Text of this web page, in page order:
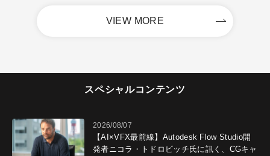
VIEW MORE
スペシャルコンテンツ
2026/08/07
【AI×VFX最前線】Autodesk Flow Studio開
発者ニコラ・トドロビッチ氏に訊く、CGキャ